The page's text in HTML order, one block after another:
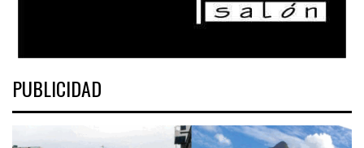
PUBLICIDAD